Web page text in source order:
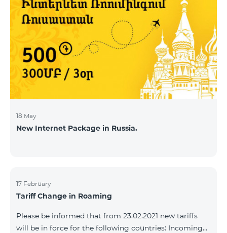
18 May
New Internet Package in Russia.
17 February
Tariff Change in Roaming
Please be informed that from 23.02.2021 new tariffs
will be in force for the following countries: Incoming